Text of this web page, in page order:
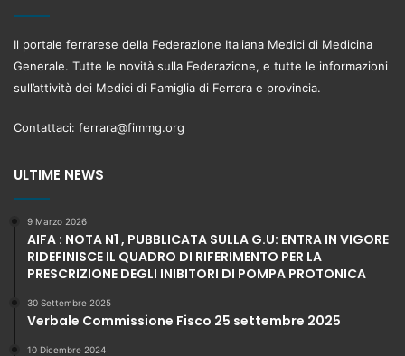
Il portale ferrarese della Federazione Italiana Medici di Medicina
Generale. Tutte le novità sulla Federazione, e tutte le informazioni
sull’attività dei Medici di Famiglia di Ferrara e provincia.
Contattaci: ferrara@fimmg.org
ULTIME NEWS
9 Marzo 2026
AIFA : NOTA N1 , PUBBLICATA SULLA G.U: ENTRA IN VIGORE
RIDEFINISCE IL QUADRO DI RIFERIMENTO PER LA
PRESCRIZIONE DEGLI INIBITORI DI POMPA PROTONICA
30 Settembre 2025
Verbale Commissione Fisco 25 settembre 2025
10 Dicembre 2024